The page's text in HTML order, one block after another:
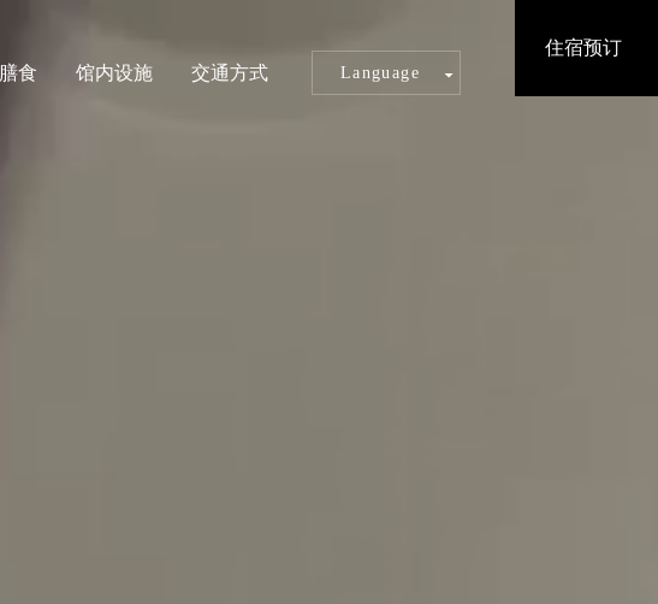
膳食 馆内设施 交通方式 Language
住宿预订